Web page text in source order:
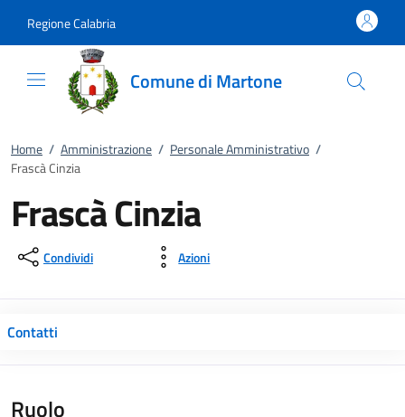
Regione Calabria
Comune di Martone
Home / Amministrazione / Personale Amministrativo /
Frascà Cinzia
Frascà Cinzia
Condividi Azioni
Contatti
Ruolo